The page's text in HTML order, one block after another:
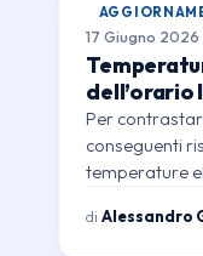
17 Giugno 2026
Per
conseguenti
temperature
diAlessandro